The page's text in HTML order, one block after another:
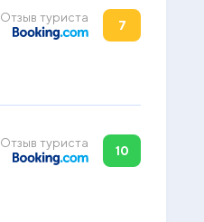
Отзыв туриста
7
Отзыв туриста
10